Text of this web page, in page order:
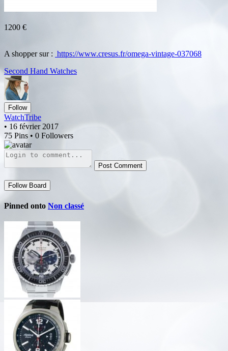
1200 €
A shopper sur : https://www.cresus.fr/omega-vintage-037068
Second Hand Watches
Follow
WatchTribe
• 16 février 2017
75 Pins • 0 Followers
Post Comment
Follow Board
Pinned onto Non classé